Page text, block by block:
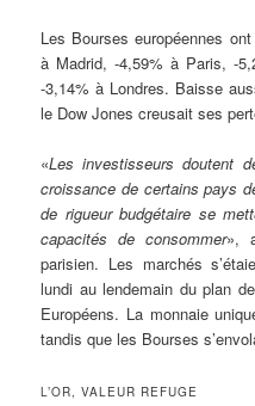
Les Bourses européennes
à Madrid, -4,59% à Paris, -
-3,14% à Londres. Baisse
le Dow Jones creusait ses
«Les investisseurs doutent
croissance de certains pays
de rigueur budgétaire se
capacités de consommer»,
parisien. Les marchés
lundi au lendemain du plan
Européens. La monnaie
tandis que les Bourses
L’OR, VALEUR REFUGE